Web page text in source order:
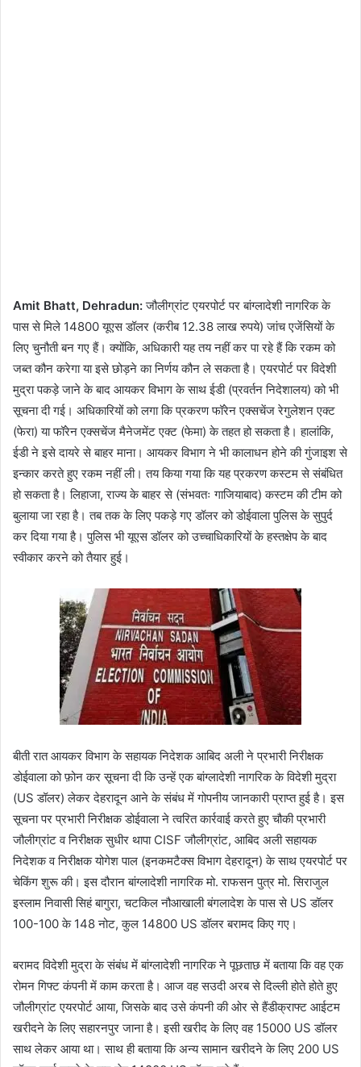
Amit Bhatt, Dehradun:जौलीग्रांट एयरपोर्ट पर बांग्लादेशी नागरिक के
पास से मिले 14800 यूएस डॉलर (करीब 12.38 लाख रुपये) जांच एजेंसियों के
लिए चुनौती बन गए हैं। क्योंकि, अधिकारी यह तय नहीं कर पा रहे हैं कि रकम को
जब्त कौन करेगा या इसे छोड़ने का निर्णय कौन ले सकता है। एयरपोर्ट पर विदेशी
मुद्रा पकड़े जाने के बाद आयकर विभाग के साथ ईडी (प्रवर्तन निदेशालय) को भी
सूचना दी गई। अधिकारियों को लगा कि प्रकरण फॉरेन एक्सचेंज रेगुलेशन एक्ट
(फेरा) या फॉरेन एक्सचेंज मैनेजमेंट एक्ट (फेमा) के तहत हो सकता है। हालांकि,
ईडी ने इसे दायरे से बाहर माना। आयकर विभाग ने भी कालाधन होने की गुंजाइश से
इन्कार करते हुए रकम नहीं ली। तय किया गया कि यह प्रकरण कस्टम से संबंधित
हो सकता है। लिहाजा, राज्य के बाहर से (संभवतः गाजियाबाद) कस्टम की टीम को
बुलाया जा रहा है। तब तक के लिए पकड़े गए डॉलर को डोईवाला पुलिस के सुपुर्द
कर दिया गया है। पुलिस भी यूएस डॉलर को उच्चाधिकारियों के हस्तक्षेप के बाद
स्वीकार करने को तैयार हुई।
बीती रात आयकर विभाग के सहायक निदेशक आबिद अली ने प्रभारी निरीक्षक
डोईवाला को फ़ोन कर सूचना दी कि उन्हें एक बांग्लादेशी नागरिक के विदेशी मुद्रा
(US डॉलर) लेकर देहरादून आने के संबंध में गोपनीय जानकारी प्राप्त हुई है। इस
सूचना पर प्रभारी निरीक्षक डोईवाला ने त्वरित कार्रवाई करते हुए चौकी प्रभारी
जौलीग्रांट व निरीक्षक सुधीर थापा CISF जौलीग्रांट, आबिद अली सहायक
निदेशक व निरीक्षक योगेश पाल (इनकमटैक्स विभाग देहरादून) के साथ एयरपोर्ट पर
चेकिंग शुरू की। इस दौरान बांग्लादेशी नागरिक मो. राफसन पुत्र मो. सिराजुल
इस्लाम निवासी सिहं बागुरा, चटकिल नौआखाली बंगलादेश के पास से US डॉलर
100-100 के 148 नोट, कुल 14800 US डॉलर बरामद किए गए।
बरामद विदेशी मुद्रा के संबंध में बांग्लादेशी नागरिक ने पूछताछ में बताया कि वह एक
रोमन गिफ्ट कंपनी में काम करता है। आज वह सउदी अरब से दिल्ली होते होते हुए
जौलीग्रांट एयरपोर्ट आया, जिसके बाद उसे कंपनी की ओर से हैंडीक्राफ्ट आईटम
खरीदने के लिए सहारनपुर जाना है। इसी खरीद के लिए वह 15000 US डॉलर
साथ लेकर आया था। साथ ही बताया कि अन्य सामान खरीदने के लिए 200 US